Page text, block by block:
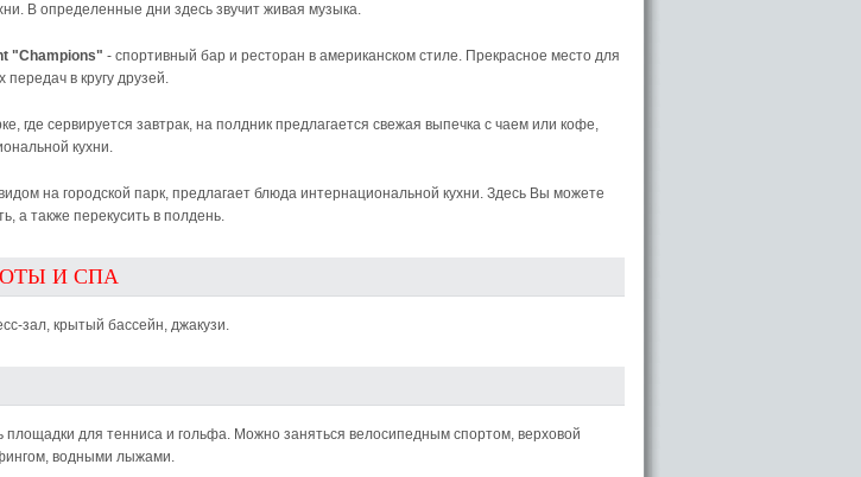
В определенные дни здесь звучит живая музыка.
"Champions" - спортивный бар и ресторан в американском стиле. Прекрасное место для
в кругу друзей.
где сервируется завтрак, на полдник предлагается свежая выпечка с чаем или кофе,
кухни.
на городской парк, предлагает блюда интернациональной кухни. Здесь Вы можете
а также перекусить в полдень.
И СПА
зал, крытый бассейн, джакузи.
площадки для тенниса и гольфа. Можно заняться велосипедным спортом, верховой
водными лыжами.